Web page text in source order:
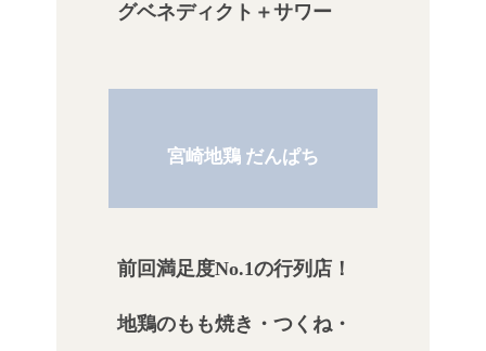
グベネディクト＋サワー
宮崎地鶏 だんぱち
前回満足度No.1の行列店！
地鶏のもも焼き・つくね・